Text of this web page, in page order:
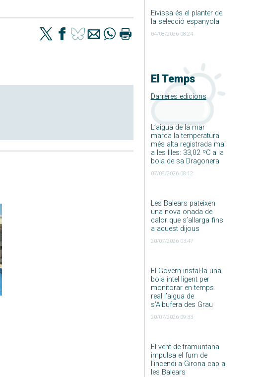
Eivissa és el planter de
la selecció espanyola
04/08/2026 08:24
El Temps
Darreres edicions
L’aigua de la mar
marca la temperatura
més alta registrada mai
a les Illes: 33,02 ºC a la
boia de sa Dragonera
07/08/2026 08:12
Les Balears pateixen
una nova onada de
calor que s’allarga fins
a aquest dijous
20/07/2026 03:47
El Govern instal·la una
boia intel·ligent per
monitorar en temps
real l’aigua de
s’Albufera des Grau
20/07/2026 09:33
El vent de tramuntana
impulsa el fum de
l’incendi a Girona cap a
les Balears